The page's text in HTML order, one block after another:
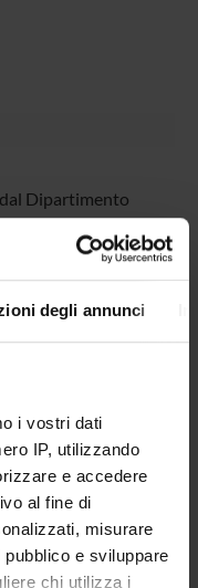
degli annunci
i vostri dati
IP, utilizzando
e accedere
al fine di
misurare
e sviluppare
chi utilizza i
Dipartimento